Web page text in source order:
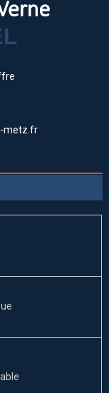
metz.fr